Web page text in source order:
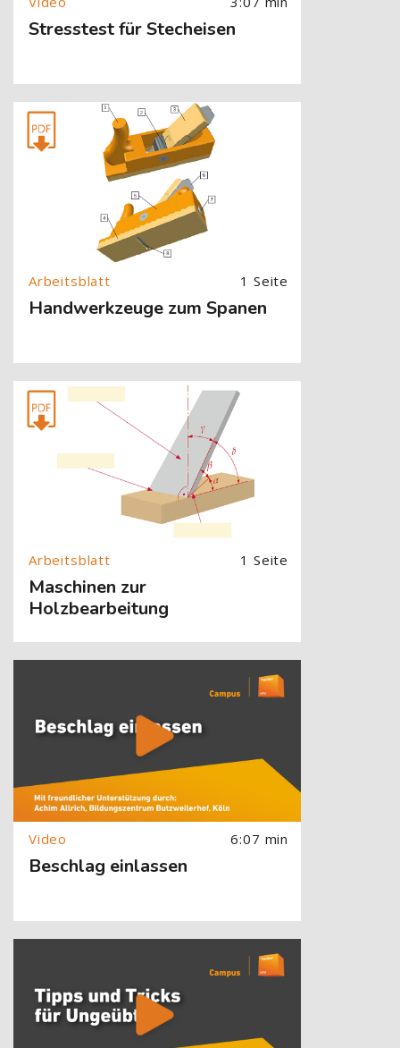
Stresstest für Stecheisen
[Cocoon] About (Text with Image) überspringen
1 Seite
Handwerkzeuge zum Spanen
[Cocoon] About (Text with Image) überspringen
1 Seite
Maschinen zur
Holzbearbeitung
[Cocoon] About (Text with Image) überspringen
6:07 min
Beschlag einlassen
[Cocoon] About (Text with Image) überspringen